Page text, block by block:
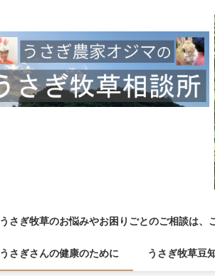
うさぎ牧草のお悩みやお困りごとのご相談は、
うさぎさんの健康のために うさぎ牧草豆